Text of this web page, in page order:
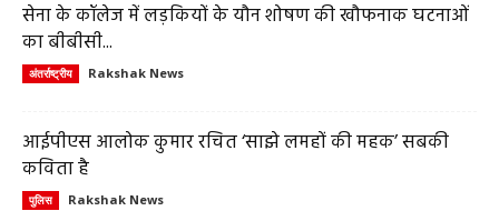
सेना के कॉलेज में लड़कियों के यौन शोषण की खौफनाक घटनाओं
का बीबीसी...
अंतर्राष्ट्रीय Rakshak News
आईपीएस आलोक कुमार रचित ‘साझे लमहों की महक’ सबकी
कविता है
पुलिस Rakshak News